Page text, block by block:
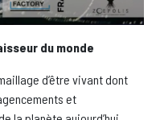
du monde
d’être vivant dont
et